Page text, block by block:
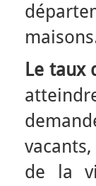
Le taux
de la